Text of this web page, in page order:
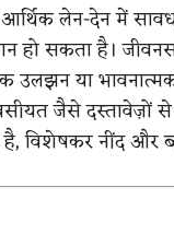
लेन-देन में
हो सकता है।
उलझन या
जैसे दस्तावेज़ों से
है, विशेषकर नींद और